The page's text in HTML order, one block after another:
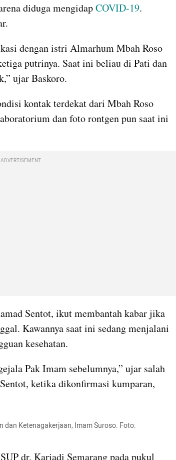
diduga mengidap COVID-19.
dengan istri Almarhum Mbah Roso
putrinya. Saat ini beliau di Pati dan
ujar Baskoro.
kontak terdekat dari Mbah Roso
dan foto rontgen pun saat ini
ADVERTISEMENT
Sentot, ikut membantah kabar jika
Kawannya saat ini sedang menjalani
kesehatan.
Pak Imam sebelumnya,” ujar salah
ketika dikonfirmasi kumparan,
dan Ketenagakerjaan, Imam Suroso. Foto:
dr. Kariadi Semarang pada pukul